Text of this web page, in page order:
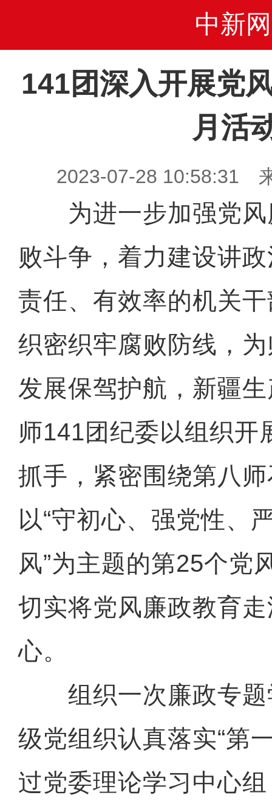
中新网
141团深入开展党
月活
2023-07-28 10:58:31
为进一步加强党风
败斗争，着力建设讲
责任、有效率的机关
织密织牢腐败防线，
发展保驾护航，新疆
师141团纪委以组织开
抓手，紧密围绕第八
以“守初心、强党性、
风”为主题的第25个党
切实将党风廉政教育
心。
组织一次廉政专题
级党组织认真落实“第
过党委理论学习中心组